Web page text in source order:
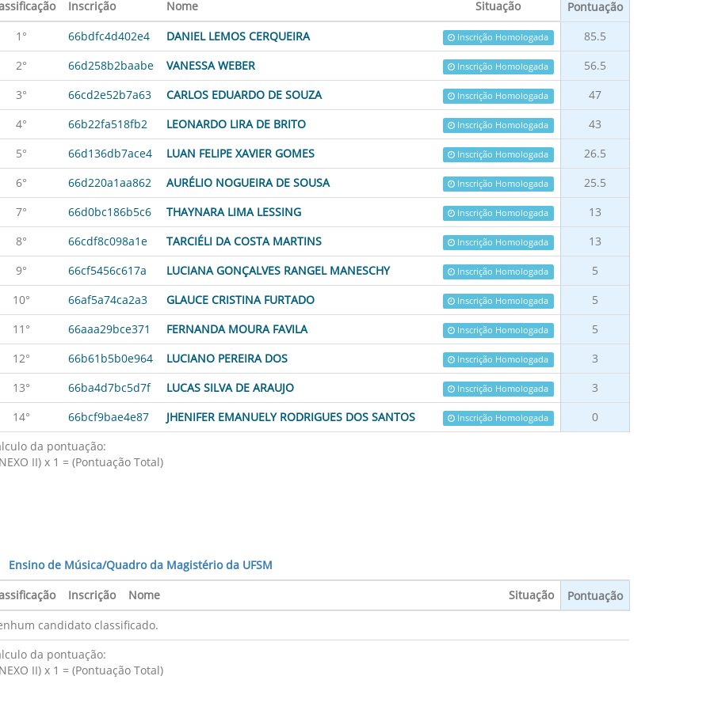
Inscrição Nome Situação
Pontuação
1°
66bdfc4d402e4 DANIEL LEMOS CERQUEIRA Inscrição Homologada
85.5
2°
66d258b2baabe VANESSA WEBER Inscrição Homologada
56.5
3°
66cd2e52b7a63 CARLOS EDUARDO DE SOUZA Inscrição Homologada
47
4°
66b22fa518fb2 LEONARDO LIRA DE BRITO Inscrição Homologada
43
5°
66d136db7ace4 LUAN FELIPE XAVIER GOMES Inscrição Homologada
26.5
6°
66d220a1aa862 AURÉLIO NOGUEIRA DE SOUSA Inscrição Homologada
25.5
7°
66d0bc186b5c6 THAYNARA LIMA LESSING Inscrição Homologada
13
8°
66cdf8c098a1e TARCIÉLI DA COSTA MARTINS Inscrição Homologada
13
9°
66cf5456c617a LUCIANA GONÇALVES RANGEL MANESCHY Inscrição Homologada
5
10°
66af5a74ca2a3 GLAUCE CRISTINA FURTADO Inscrição Homologada
5
11°
66aaa29bce371 FERNANDA MOURA FAVILA Inscrição Homologada
5
12°
66b61b5b0e964 LUCIANO PEREIRA DOS Inscrição Homologada
3
13°
66ba4d7bc5d7f LUCAS SILVA DE ARAUJO Inscrição Homologada
3
14°
66bcf9bae4e87 JHENIFER EMANUELY RODRIGUES DOS SANTOS Inscrição Homologada
0
da pontuação:
II) x 1 = (Pontuação Total)
de Música/Quadro da Magistério da UFSM
Inscrição Nome Situação
Pontuação
candidato classificado.
da pontuação:
II) x 1 = (Pontuação Total)